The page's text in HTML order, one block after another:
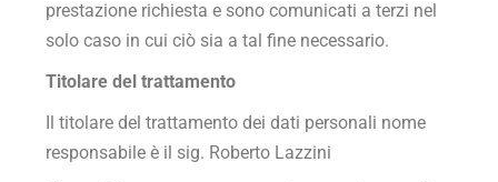
prestazione richiesta e sono comunicati a terzi nel
solo caso in cui ciò sia a tal fine necessario.
Titolare del trattamento
Il titolare del trattamento dei dati personali nome
responsabile è il sig. Roberto Lazzini